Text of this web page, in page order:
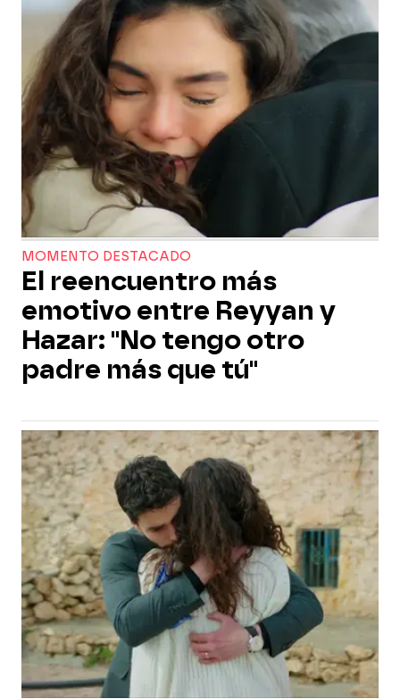
MOMENTO DESTACADO
El reencuentro más
emotivo entre Reyyan y
Hazar: "No tengo otro
padre más que tú"